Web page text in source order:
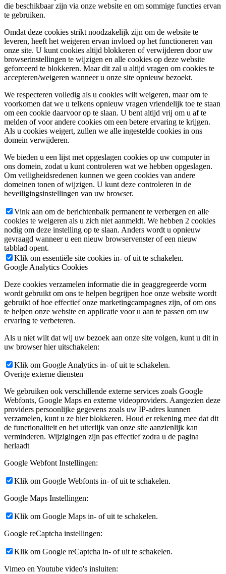
die beschikbaar zijn via onze website en om sommige functies ervan
te gebruiken.
Omdat deze cookies strikt noodzakelijk zijn om de website te
leveren, heeft het weigeren ervan invloed op het functioneren van
onze site. U kunt cookies altijd blokkeren of verwijderen door uw
browserinstellingen te wijzigen en alle cookies op deze website
geforceerd te blokkeren. Maar dit zal u altijd vragen om cookies te
accepteren/weigeren wanneer u onze site opnieuw bezoekt.
We respecteren volledig als u cookies wilt weigeren, maar om te
voorkomen dat we u telkens opnieuw vragen vriendelijk toe te staan
om een cookie daarvoor op te slaan. U bent altijd vrij om u af te
melden of voor andere cookies om een betere ervaring te krijgen.
Als u cookies weigert, zullen we alle ingestelde cookies in ons
domein verwijderen.
We bieden u een lijst met opgeslagen cookies op uw computer in
ons domein, zodat u kunt controleren wat we hebben opgeslagen.
Om veiligheidsredenen kunnen we geen cookies van andere
domeinen tonen of wijzigen. U kunt deze controleren in de
beveiligingsinstellingen van uw browser.
Vink aan om de berichtenbalk permanent te verbergen en alle
cookies te weigeren als u zich niet aanmeldt. We hebben 2 cookies
nodig om deze instelling op te slaan. Anders wordt u opnieuw
gevraagd wanneer u een nieuw browservenster of een nieuw
tabblad opent.
Klik om essentiële site cookies in- of uit te schakelen.
Google Analytics Cookies
Deze cookies verzamelen informatie die in geaggregeerde vorm
wordt gebruikt om ons te helpen begrijpen hoe onze website wordt
gebruikt of hoe effectief onze marketingcampagnes zijn, of om ons
te helpen onze website en applicatie voor u aan te passen om uw
ervaring te verbeteren.
Als u niet wilt dat wij uw bezoek aan onze site volgen, kunt u dit in
uw browser hier uitschakelen:
Klik om Google Analytics in- of uit te schakelen.
Overige externe diensten
We gebruiken ook verschillende externe services zoals Google
Webfonts, Google Maps en externe videoproviders. Aangezien deze
providers persoonlijke gegevens zoals uw IP-adres kunnen
verzamelen, kunt u ze hier blokkeren. Houd er rekening mee dat dit
de functionaliteit en het uiterlijk van onze site aanzienlijk kan
verminderen. Wijzigingen zijn pas effectief zodra u de pagina
herlaadt
Google Webfont Instellingen:
Klik om Google Webfonts in- of uit te schakelen.
Google Maps Instellingen:
Klik om Google Maps in- of uit te schakelen.
Google reCaptcha instellingen:
Klik om Google reCaptcha in- of uit te schakelen.
Vimeo en Youtube video's insluiten: